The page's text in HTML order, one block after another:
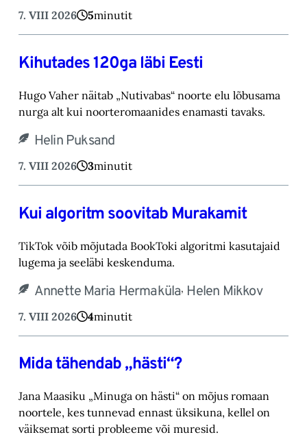
7. VIII 2026 5minutit
Kihutades 120ga läbi Eesti
Hugo Vaher näitab „Nutivabas“ noorte elu lõbusama
nurga alt kui noorteromaanides ena‎masti tavaks.‎
Helin Puksand
7. VIII 2026 3minutit
Kui algoritm soovitab Murakamit
TikTok võib mõjutada BookToki algoritmi kasutajaid
lugema ja seeläbi keskenduma.‎
Annette Maria Hermaküla, Helen Mikkov
7. VIII 2026 4minutit
Mida tähendab „hästi“?
Jana Maasiku „Minuga on hästi“ on mõjus romaan
noortele, kes tunnevad ennast üksikuna, ‎kellel on
väiksemat sorti probleeme või muresid.‎